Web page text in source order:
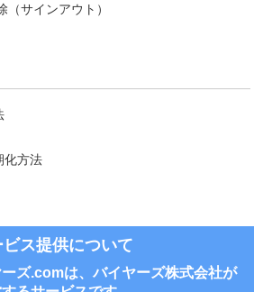
サインアウト）
化方法
ス提供について
ズ.comは、バイヤーズ株式会社が